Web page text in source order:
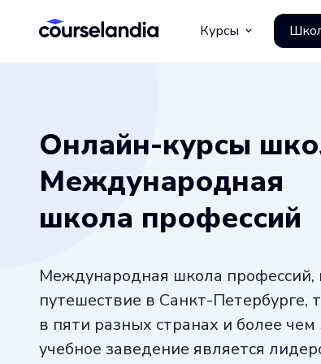
Курсы
Онлайн-курсы
Международная
школа профессий
Международная школа профессий,
путешествие в Санкт-
в пяти разных странах и более чем
учебное заведение является